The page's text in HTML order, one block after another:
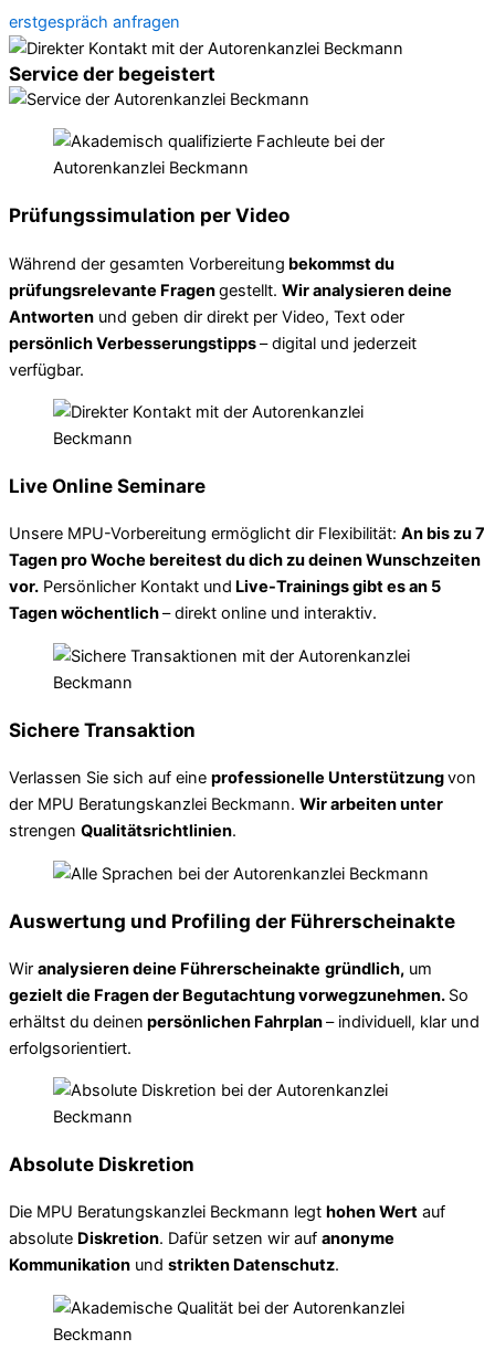
erstgespräch anfragen
Service der begeistert
Prüfungssimulation per Video
Während der gesamten Vorbereitung bekommst du
prüfungsrelevante Fragengestellt. Wir analysieren deine
Antworten und geben dir direkt per Video, Text oder
persönlich Verbesserungstipps– digital und jederzeit
verfügbar.
Live Online Seminare
Unsere MPU-Vorbereitung ermöglicht dir Flexibilität: An bis zu 7
Tagen pro Woche bereitest du dich zu deinen Wunschzeiten
vor. Persönlicher Kontakt und Live-Trainings gibt es an 5
Tagen wöchentlich– direkt online und interaktiv.
Sichere Transaktion
Verlassen Sie sich auf eine professionelle Unterstützungvon
der MPU Beratungskanzlei Beckmann. Wir arbeiten unter
strengen Qualitätsrichtlinien.
Auswertung und Profiling der Führerscheinakte
Wir analysieren deine Führerscheinakte gründlich, um
gezielt die Fragen der Begutachtung vorwegzunehmen. So
erhältst du deinen persönlichen Fahrplan– individuell, klar und
erfolgsorientiert.
Absolute Diskretion
Die MPU Beratungskanzlei Beckmann legt hohen Wert auf
absolute Diskretion. Dafür setzen wir auf anonyme
Kommunikation und strikten Datenschutz.